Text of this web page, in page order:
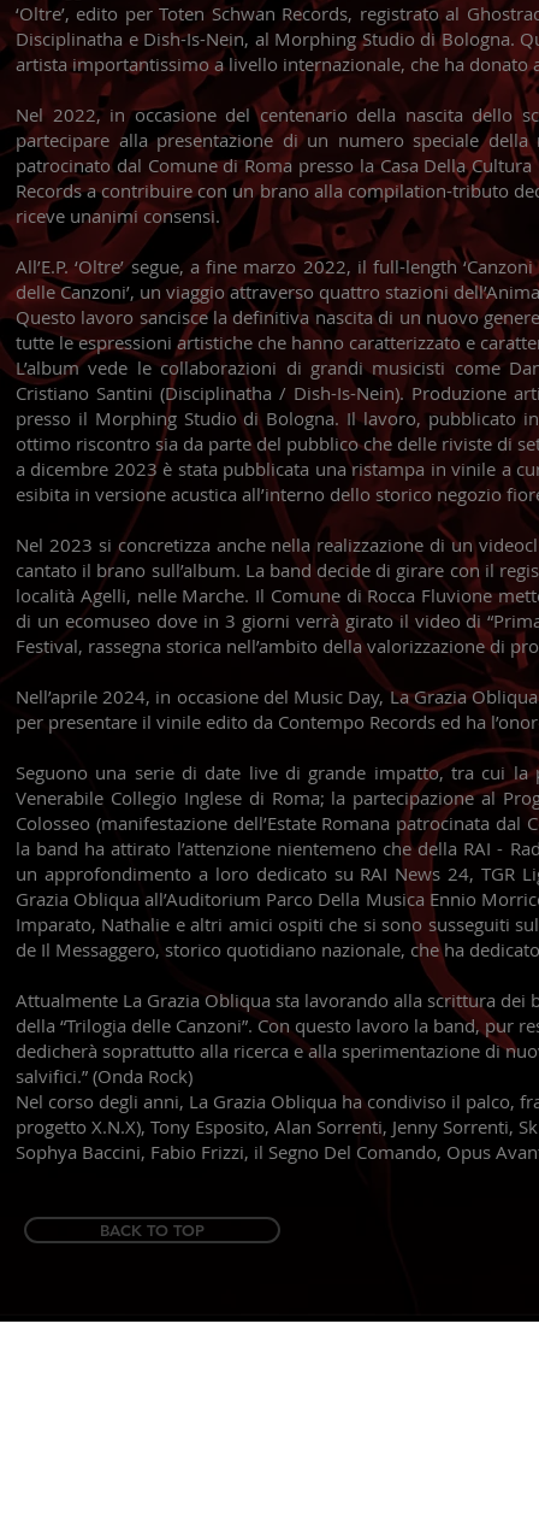
‘Oltre’, edito per Toten Schwan Records, registrato al
Disciplinatha e Dish-Is-Nein, al Morphing Studio di Bologna.
artista importantissimo a livello internazionale, che ha donato
Nel 2022, in occasione del centenario della nascita dello
partecipare alla presentazione di un numero speciale
patrocinato dal Comune di Roma presso la Casa Della
Records a contribuire con un brano alla compilation-tributo
riceve unanimi consensi.
All’E.P. ‘Oltre’ segue, a fine marzo 2022, il full-length
delle Canzoni’, un viaggio attraverso quattro stazioni
Questo lavoro sancisce la definitiva nascita di un nuovo
tutte le espressioni artistiche che hanno caratterizzato e
L’album vede le collaborazioni di grandi musicisti come
Cristiano Santini (Disciplinatha / Dish-Is-Nein). Produzione
presso il Morphing Studio di Bologna. Il lavoro, pubblicato
ottimo riscontro sia da parte del pubblico che delle riviste di
a dicembre 2023 è stata pubblicata una ristampa in vinile a
esibita in versione acustica all’interno dello storico negozio
Nel 2023 si concretizza anche nella realizzazione di un
cantato il brano sull’album. La band decide di girare con il
località Agelli, nelle Marche. Il Comune di Rocca Fluvione
di un ecomuseo dove in 3 giorni verrà girato il video di
Festival, rassegna storica nell’ambito della valorizzazione di
Nell’aprile 2024, in occasione del Music Day, La Grazia
per presentare il vinile edito da Contempo Records ed ha
Seguono una serie di date live di grande impatto, tra cui la
Venerabile Collegio Inglese di Roma; la partecipazione al
Colosseo (manifestazione dell’Estate Romana patrocinata
la band ha attirato l’attenzione nientemeno che della RAI -
un approfondimento a loro dedicato su RAI News 24, TGR
Grazia Obliqua all’Auditorium Parco Della Musica Ennio
Imparato, Nathalie e altri amici ospiti che si sono susseguiti
de Il Messaggero, storico quotidiano nazionale, che ha
Attualmente La Grazia Obliqua sta lavorando alla scrittura
della “Trilogia delle Canzoni”. Con questo lavoro la band,
dedicherà soprattutto alla ricerca e alla sperimentazione di
salvifici.” (Onda Rock)
Nel corso degli anni, La Grazia Obliqua ha condiviso il palco,
progetto X.N.X), Tony Esposito, Alan Sorrenti, Jenny Sorrenti,
Sophya Baccini, Fabio Frizzi, il Segno Del Comando, Opus
BACK TO TOP